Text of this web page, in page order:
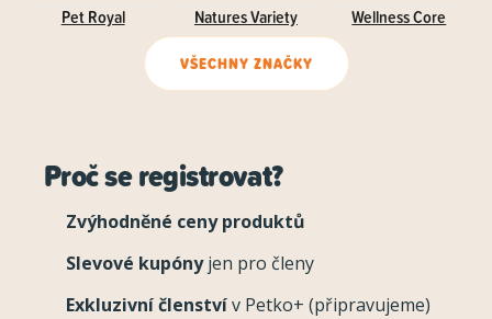
Pet Royal Natures Variety Wellness Core
VŠECHNY ZNAČKY
Proč se registrovat?
Zvýhodněné ceny produktů
Slevové kupónyjen pro členy
Exkluzivní členstvív Petko+ (připravujeme)